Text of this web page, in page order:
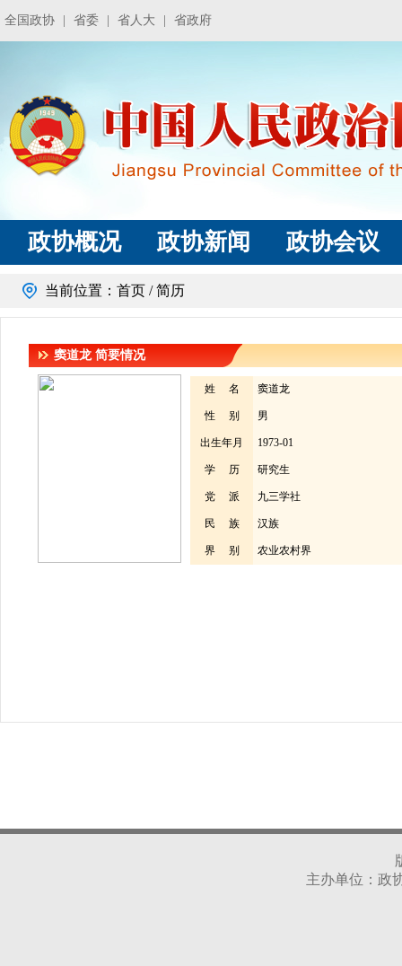
全国政协 省委 省人大 省政府
政协概况 政协新闻 政协会议
当前位置： 首页 / 简历
窦道龙 简要情况
姓 名 窦道龙
性 别 男
出生年月 1973-01
学 历 研究生
党 派 九三学社
民 族 汉族
界 别 农业农村界
主办单位：